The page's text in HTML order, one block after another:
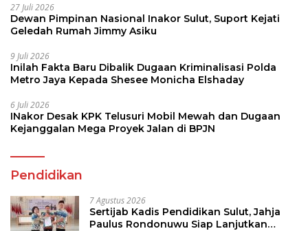
27 Juli 2026
Dewan Pimpinan Nasional Inakor Sulut, Suport Kejati
Geledah Rumah Jimmy Asiku
9 Juli 2026
Inilah Fakta Baru Dibalik Dugaan Kriminalisasi Polda
Metro Jaya Kepada Shesee Monicha Elshaday
6 Juli 2026
INakor Desak KPK Telusuri Mobil Mewah dan Dugaan
Kejanggalan Mega Proyek Jalan di BPJN
Pendidikan
7 Agustus 2026
Sertijab Kadis Pendidikan Sulut, Jahja
Paulus Rondonuwu Siap Lanjutkan